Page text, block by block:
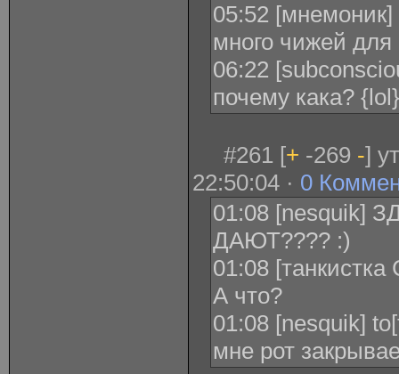
05:52 [мнемоник]
много чижей для
06:22
почему кака? {lol}
#261 [+ -269 -]
22:50:04 · 0
01:08 [nesquik]
ДАЮТ???? :)
01:08
А что?
01:08 [nesquik]
мне рот